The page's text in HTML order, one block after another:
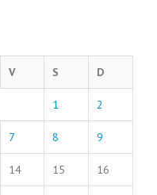
V S D
1 2
7 8 9
14 15 16